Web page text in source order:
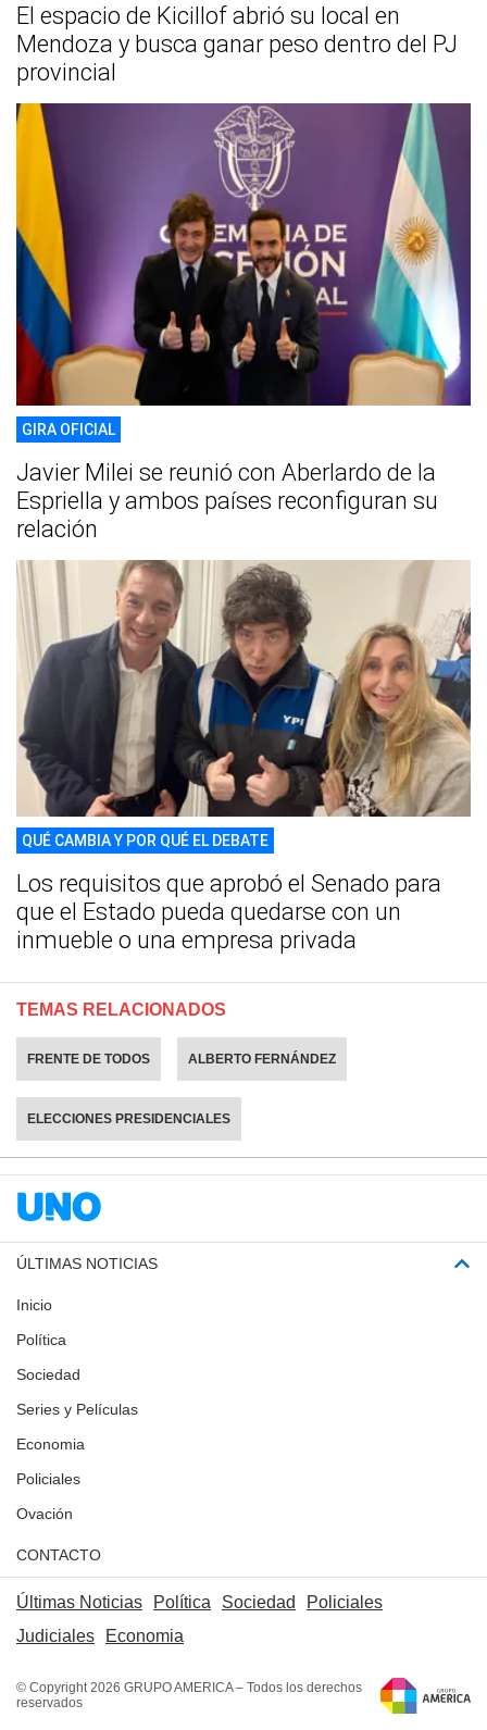
El espacio de Kicillof abrió su local en
Mendoza y busca ganar peso dentro del PJ
provincial
GIRA OFICIAL
Javier Milei se reunió con Aberlardo de la
Espriella y ambos países reconfiguran su
relación
QUÉ CAMBIA Y POR QUÉ EL DEBATE
Los requisitos que aprobó el Senado para
que el Estado pueda quedarse con un
inmueble o una empresa privada
TEMAS RELACIONADOS
FRENTE DE TODOS ALBERTO FERNÁNDEZ
ELECCIONES PRESIDENCIALES
ÚLTIMAS NOTICIAS
Inicio
Política
Sociedad
Series y Películas
Economia
Policiales
Ovación
CONTACTO
Últimas Noticias Política Sociedad
Policiales
Judiciales
Economia
© Copyright 2026 GRUPO AMERICA – Todos los derechos
reservados